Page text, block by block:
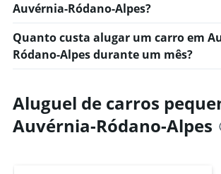
Auvérnia-Ródano-Alpes?
Quanto custa alugar um carro em
Ródano-Alpes durante um mês?
Aluguel de carros
Auvérnia-Ródano-Alpes